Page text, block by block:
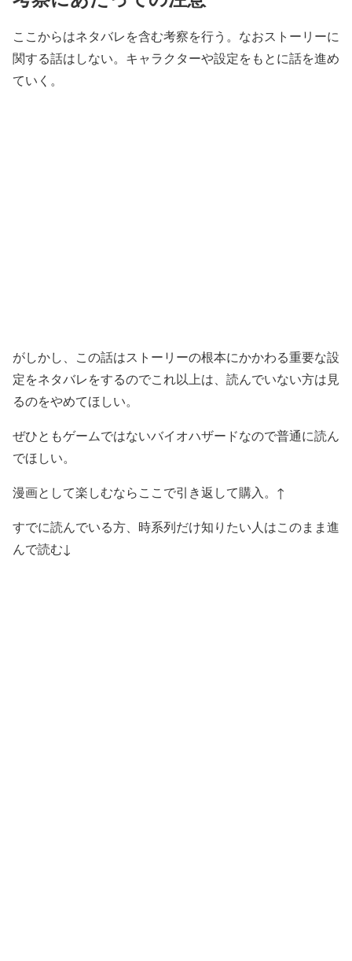
ここからはネタバレを含む考察を行う。なおストーリーに
関する話はしない。キャラクターや設定をもとに話を進め
ていく。
がしかし、この話はストーリーの根本にかかわる重要な設
定をネタバレをするのでこれ以上は、読んでいない方は見
るのをやめてほしい。
ぜひともゲームではないバイオハザードなので普通に読ん
でほしい。
漫画として楽しむならここで引き返して購入。↑
すでに読んでいる方、時系列だけ知りたい人はこのまま進
んで読む↓